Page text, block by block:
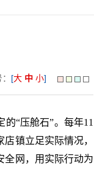
[大 中 小]
“压舱石”。每年11
镇立足实际情况，
全网，用实际行动为